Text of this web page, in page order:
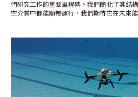
們研究工作的重要里程碑。我們簡化了其結
空介質中都能順暢運行，我們期待它在未來能